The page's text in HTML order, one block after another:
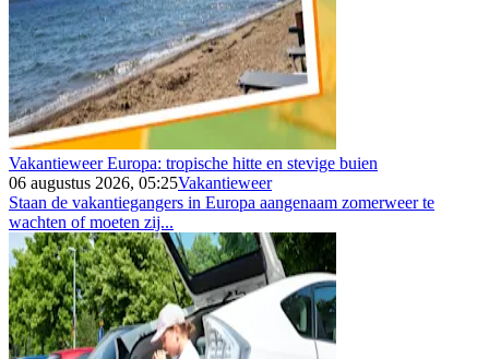
Vakantieweer Europa: tropische hitte en stevige buien
06 augustus 2026, 05:25Vakantieweer
Staan de vakantiegangers in Europa aangenaam zomerweer te
wachten of moeten zij...